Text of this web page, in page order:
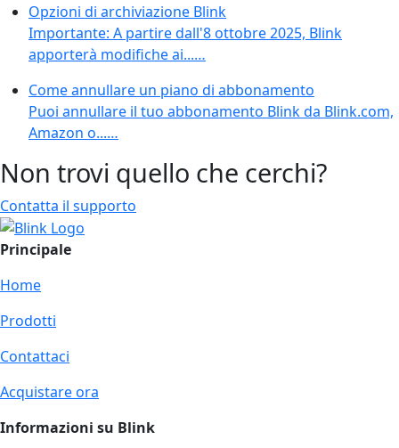
Opzioni di archiviazione Blink
Importante: A partire dall'8 ottobre 2025, Blink
apporterà modifiche ai...…
Come annullare un piano di abbonamento
Puoi annullare il tuo abbonamento Blink da Blink.com,
Amazon o...…
Non trovi quello che cerchi?
Contatta il supporto
Principale
Home
Prodotti
Contattaci
Acquistare ora
Informazioni su Blink